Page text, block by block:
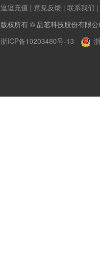
逗逗充值 | 意见反馈 | 联系我们 |
版权所有 © 品茗科技股份有限
浙ICP备10203480号-13